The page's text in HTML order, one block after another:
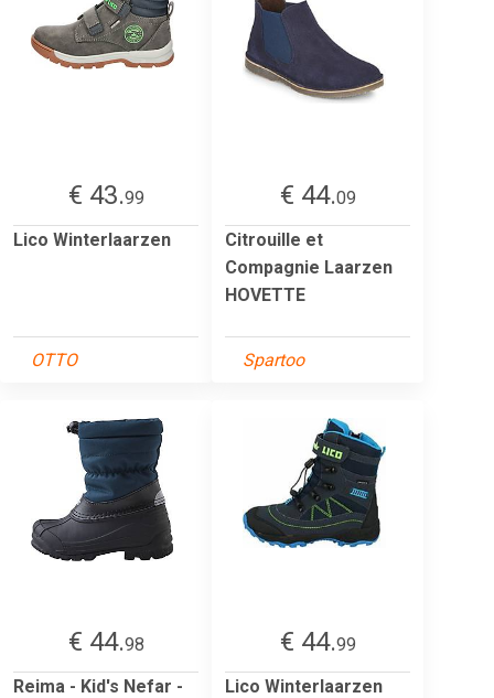
€ 43.99
Lico Winterlaarzen
OTTO
€ 44.09
Citrouille et
Compagnie Laarzen
HOVETTE
Spartoo
€ 44.98
Reima - Kid's Nefar -
€ 44.99
Lico Winterlaarzen